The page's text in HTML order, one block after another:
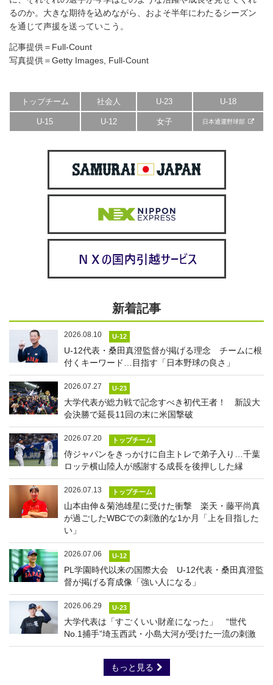
るのか。大きな期待を込めながら、およそ半年にわたるシーズン
を通じて声援を送っていこう。
記事提供＝Full-Count
写真提供＝Getty Images, Full-Count
トップチーム 社会人 U-23 U-18
U-15 U-12 女子 日本通運野球部
新着記事
2026.08.10 U-12
U-12代表・桑田真澄監督が掲げる理念 チームに根
付くキーワード…目指す「日本野球の良さ」
2026.07.27 U-23
大学代表が総力戦で記念すべき初代王者！ 新設大
会決勝で延長11回の末に米国撃破
2026.07.20 トップチーム
侍ジャパンをきっかけに自主トレで弟子入り…千葉
ロッテ横山陸人が感謝する成長を後押しした縁
2026.07.13 トップチーム
山本由伸＆菊池雄星に受けた衝撃 楽天・藤平尚真
が過ごしたWBCでの刺激的な1か月「上を目指した
い」
2026.07.06 U-12
PL学園時代以来の国際大会 U-12代表・桑田真澄監
督が掲げる育成像「強い人になる」
2026.06.29 U-23
大学代表は「すごくいい財産になった」 “世代
No.1捕手”埼玉西武・小島大河が受けた一流の刺激
もっと見る